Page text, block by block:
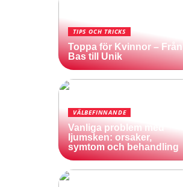
TIPS OCH TRICKS
Toppa för Kvinnor – Från
Bas till Unik
VÄLBEFINNANDE
Vanliga problem med
ljumsken: orsaker,
symtom och behandling